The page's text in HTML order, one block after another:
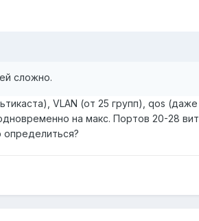
сложно.
VLAN (от 25 групп), qos
на макс. Портов 20-28